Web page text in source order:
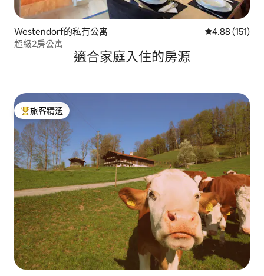
Westendorf的私有公寓 從 151 則評價
4.88 (151)
超級2房公寓
適合家庭入住的房源
旅客精選榜首
旅客精選